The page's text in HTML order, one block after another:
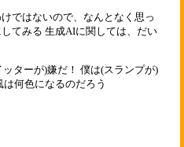
ではないので、なんとなく思っ
てみる 生成AIに関しては、だい
ターが)嫌だ！ 僕は(スランプが)
何色になるのだろう